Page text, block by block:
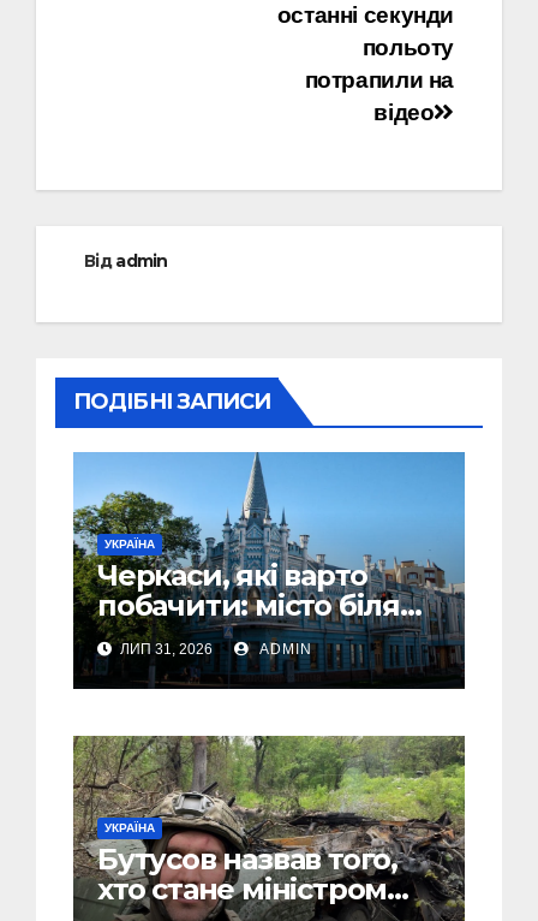
останні секунди
польоту
потрапили на
відео
Відadmin
ПОДІБНІ ЗАПИСИ
УКРАЇНА
Черкаси, які варто
побачити: місто біля
Дніпра, зелені парки
та місця з особливою
атмосферою
ЛИП 31, 2026 ADMIN
УКРАЇНА
Бутусов назвав того,
хто стане міністром